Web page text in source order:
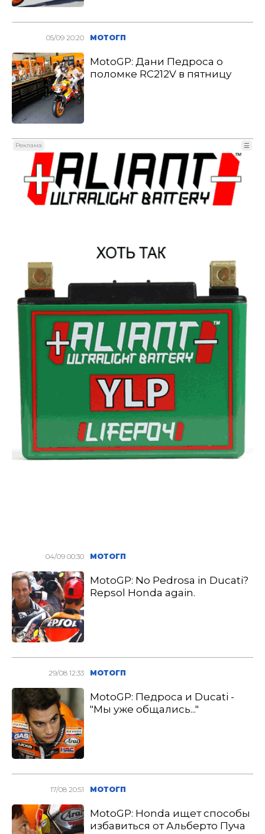
05/09 20:20 МОТОГП
MotoGP: Дани Педроса о
поломке RC212V в пятницу
Реклама ☰
04/09 00:30 МОТОГП
MotoGP: No Pedrosa in Ducati?
Repsol Honda again.
29/08 12:33 МОТОГП
MotoGP: Педроса и Ducati -
"Мы уже общались..."
17/08 20:51 МОТОГП
MotoGP: Honda ищет способы
избавиться от Альберто Пуча